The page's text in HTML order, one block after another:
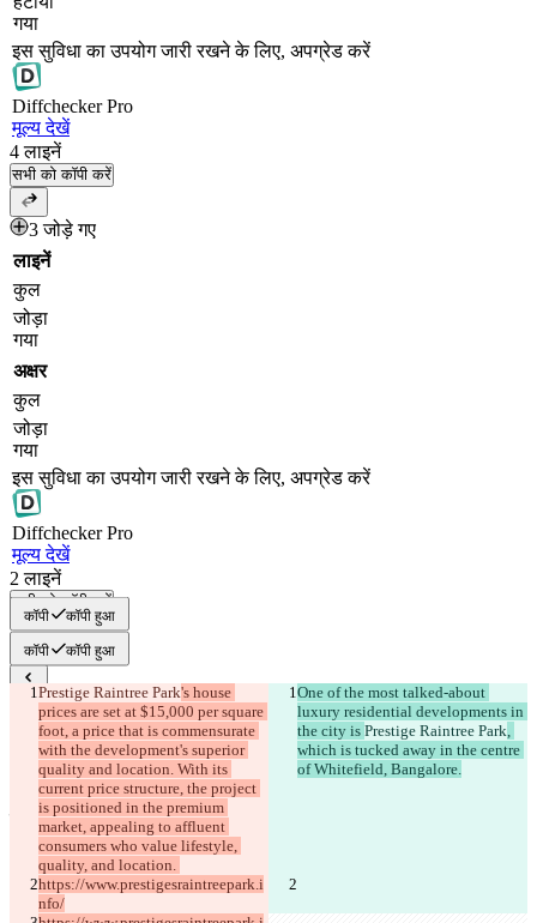
गया
इस सुविधा का उपयोग जारी रखने के लिए, अपग्रेड करें
DiffcheckerPro
मूल्य देखें
4 लाइनें
सभी को कॉपी करें
3 जोड़े गए
लाइनें
कुल
जोड़ा
गया
अक्षर
कुल
जोड़ा
गया
इस सुविधा का उपयोग जारी रखने के लिए, अपग्रेड करें
DiffcheckerPro
मूल्य देखें
2 लाइनें
सभी को कॉपी करें
कॉपी कॉपी हुआ
कॉपी कॉपी हुआ
Prestige Raintree Park's house
prices are set at $15,000 per square
foot, a price that is commensurate
with the development's superior
quality and location. With its
current price structure, the project
is positioned in the premium
market, appealing to affluent
consumers who value lifestyle,
quality, and location.
One of the most talked-about
luxury residential developments in
the city is Prestige Raintree Park,
which is tucked away in the centre
of Whitefield, Bangalore.
https://www.prestigesraintreepark.i
nfo/
सेव किए गए Diffs
ऑरिजनल टेक्स्ट
फ़ाइल खोलें
परिवर्तित टेक्स्ट
अंतर खोजें